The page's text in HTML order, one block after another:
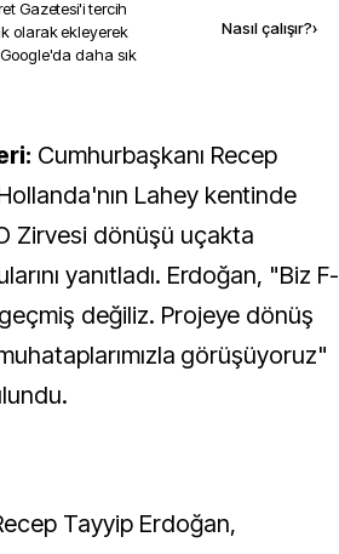
Gazetesi'i tercih
olarak ekleyerek
daha sık
Nasıl çalışır?›
Cumhurbaşkanı Recep
Lahey kentinde
Zirvesi dönüşü uçakta
yanıtladı. Erdoğan, "Biz F-
değiliz. Projeye dönüş
görüşüyoruz"
Tayyip Erdoğan,